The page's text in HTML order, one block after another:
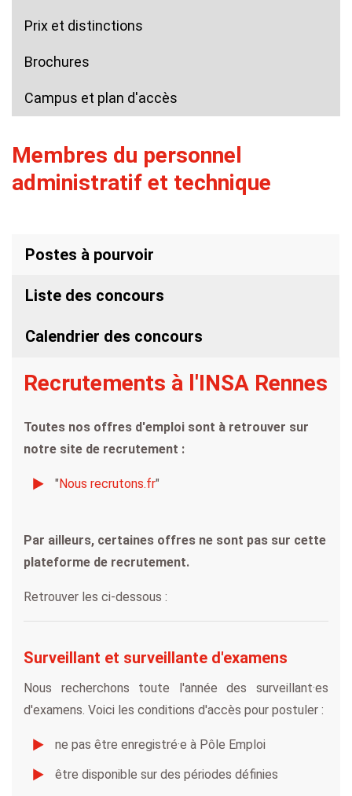
Prix et distinctions
Brochures
Campus et plan d'accès
Membres du personnel
administratif et technique
Postes à pourvoir
Liste des concours
Calendrier des concours
Recrutements à l'INSA Rennes
Toutes nos offres d'emploi sont à retrouver sur
notre site de recrutement :
"Nous recrutons.fr"
Par ailleurs, certaines offres ne sont pas sur cette
plateforme de recrutement.
Retrouver les ci-dessous :
Surveillant et surveillante d'examens
Nous recherchons toute l'année des surveillant·es
d'examens. Voici les conditions d'accès pour postuler :
ne pas être enregistré·e à Pôle Emploi
être disponible sur des périodes définies